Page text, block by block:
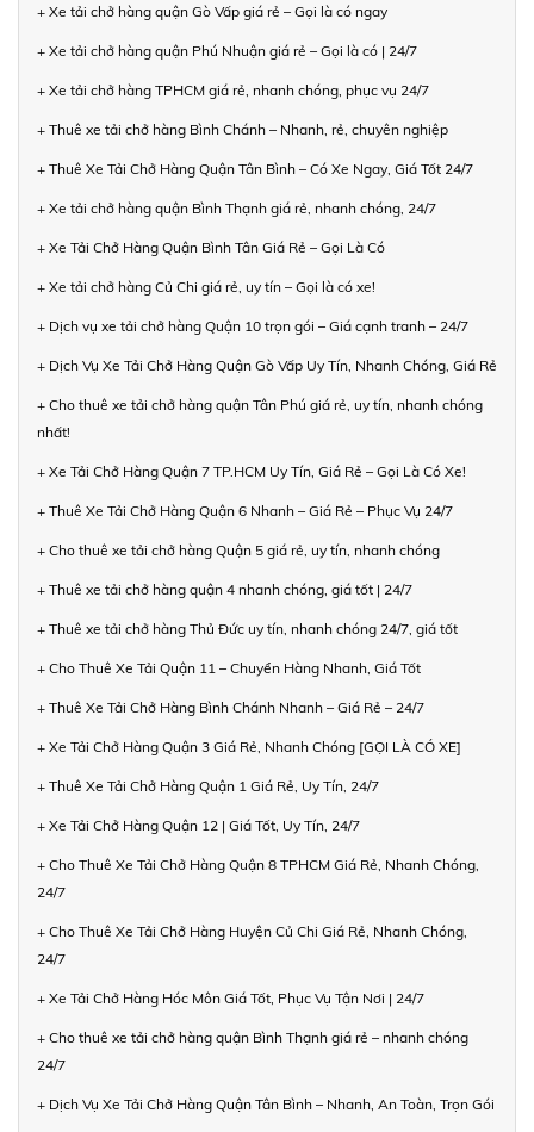
+ Xe tải chở hàng quận Gò Vấp giá rẻ – Gọi là có ngay
+ Xe tải chở hàng quận Phú Nhuận giá rẻ – Gọi là có | 24/7
+ Xe tải chở hàng TPHCM giá rẻ, nhanh chóng, phục vụ 24/7
+ Thuê xe tải chở hàng Bình Chánh – Nhanh, rẻ, chuyên nghiệp
+ Thuê Xe Tải Chở Hàng Quận Tân Bình – Có Xe Ngay, Giá Tốt 24/7
+ Xe tải chở hàng quận Bình Thạnh giá rẻ, nhanh chóng, 24/7
+ Xe Tải Chở Hàng Quận Bình Tân Giá Rẻ – Gọi Là Có
+ Xe tải chở hàng Củ Chi giá rẻ, uy tín – Gọi là có xe!
+ Dịch vụ xe tải chở hàng Quận 10 trọn gói – Giá cạnh tranh – 24/7
+ Dịch Vụ Xe Tải Chở Hàng Quận Gò Vấp Uy Tín, Nhanh Chóng, Giá Rẻ
+ Cho thuê xe tải chở hàng quận Tân Phú giá rẻ, uy tín, nhanh chóng
nhất!
+ Xe Tải Chở Hàng Quận 7 TP.HCM Uy Tín, Giá Rẻ – Gọi Là Có Xe!
+ Thuê Xe Tải Chở Hàng Quận 6 Nhanh – Giá Rẻ – Phục Vụ 24/7
+ Cho thuê xe tải chở hàng Quận 5 giá rẻ, uy tín, nhanh chóng
+ Thuê xe tải chở hàng quận 4 nhanh chóng, giá tốt | 24/7
+ Thuê xe tải chở hàng Thủ Đức uy tín, nhanh chóng 24/7, giá tốt
+ Cho Thuê Xe Tải Quận 11 – Chuyển Hàng Nhanh, Giá Tốt
+ Thuê Xe Tải Chở Hàng Bình Chánh Nhanh – Giá Rẻ – 24/7
+ Xe Tải Chở Hàng Quận 3 Giá Rẻ, Nhanh Chóng [GỌI LÀ CÓ XE]
+ Thuê Xe Tải Chở Hàng Quận 1 Giá Rẻ, Uy Tín, 24/7
+ Xe Tải Chở Hàng Quận 12 | Giá Tốt, Uy Tín, 24/7
+ Cho Thuê Xe Tải Chở Hàng Quận 8 TPHCM Giá Rẻ, Nhanh Chóng,
24/7
+ Cho Thuê Xe Tải Chở Hàng Huyện Củ Chi Giá Rẻ, Nhanh Chóng,
24/7
+ Xe Tải Chở Hàng Hóc Môn Giá Tốt, Phục Vụ Tận Nơi | 24/7
+ Cho thuê xe tải chở hàng quận Bình Thạnh giá rẻ – nhanh chóng
24/7
+ Dịch Vụ Xe Tải Chở Hàng Quận Tân Bình – Nhanh, An Toàn, Trọn Gói